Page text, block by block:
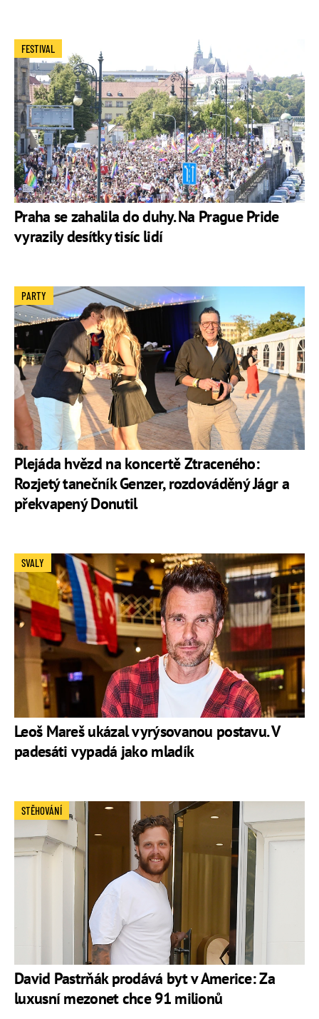
Praha se zahalila do duhy. Na Prague Pride
vyrazily desítky tisíc lidí
FESTIVAL
Plejáda hvězd na koncertě Ztraceného:
Rozjetý tanečník Genzer, rozdováděný Jágr a
překvapený Donutil
PARTY
Leoš Mareš ukázal vyrýsovanou postavu. V
padesáti vypadá jako mladík
SVALY
David Pastrňák prodává byt v Americe: Za
luxusní mezonet chce 91 milionů
STĚHOVÁNÍ